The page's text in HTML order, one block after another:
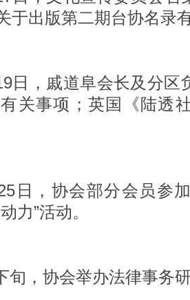
于出版第二期台协名录
日，戚道阜会长及分区
关事项；英国《陆透
日，协会部分会员参
力”活动。
旬，协会举办法律事务